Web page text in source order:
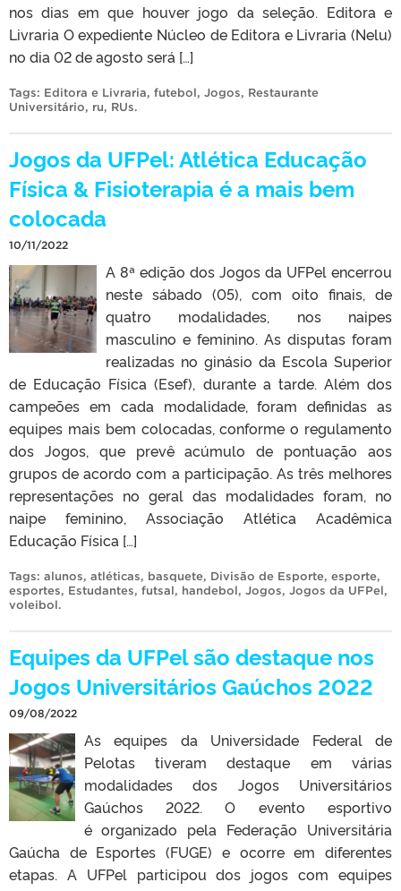
nos dias em que houver jogo da seleção. Editora e
Livraria O expediente Núcleo de Editora e Livraria (Nelu)
no dia 02 de agosto será […]
Tags: Editora e Livraria, futebol, Jogos, Restaurante
Universitário, ru, RUs.
Jogos da UFPel: Atlética Educação
Física & Fisioterapia é a mais bem
colocada
10/11/2022
A 8ª edição dos Jogos da UFPel encerrou
neste sábado (05), com oito finais, de
quatro modalidades, nos naipes
masculino e feminino. As disputas foram
realizadas no ginásio da Escola Superior
de Educação Física (Esef), durante a tarde. Além dos
campeões em cada modalidade, foram definidas as
equipes mais bem colocadas, conforme o regulamento
dos Jogos, que prevê acúmulo de pontuação aos
grupos de acordo com a participação. As três melhores
representações no geral das modalidades foram, no
naipe feminino, Associação Atlética Acadêmica
Educação Física […]
Tags: alunos, atléticas, basquete, Divisão de Esporte, esporte,
esportes, Estudantes, futsal, handebol, Jogos, Jogos da UFPel,
voleibol.
Equipes da UFPel são destaque nos
Jogos Universitários Gaúchos 2022
09/08/2022
As equipes da Universidade Federal de
Pelotas tiveram destaque em várias
modalidades dos Jogos Universitários
Gaúchos 2022. O evento esportivo
é organizado pela Federação Universitária
Gaúcha de Esportes (FUGE) e ocorre em diferentes
etapas. A UFPel participou dos jogos com equipes